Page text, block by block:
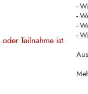
-
-
-
-
Teilnahme ist